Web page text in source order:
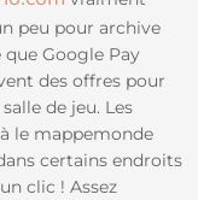
peu pour archive
Google Pay
des offres pour
de jeu. Les
le mappemonde
certains endroits
clic ! Assez